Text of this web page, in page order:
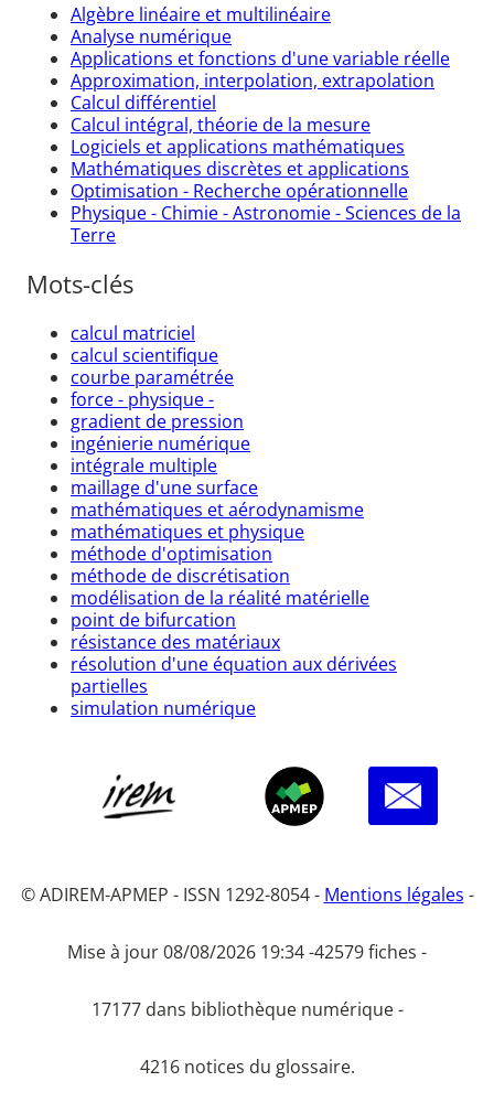
Algèbre linéaire et multilinéaire
Analyse numérique
Applications et fonctions d'une variable réelle
Approximation, interpolation, extrapolation
Calcul différentiel
Calcul intégral, théorie de la mesure
Logiciels et applications mathématiques
Mathématiques discrètes et applications
Optimisation - Recherche opérationnelle
Physique - Chimie - Astronomie - Sciences de la
Terre
Mots-clés
calcul matriciel
calcul scientifique
courbe paramétrée
force - physique -
gradient de pression
ingénierie numérique
intégrale multiple
maillage d'une surface
mathématiques et aérodynamisme
mathématiques et physique
méthode d'optimisation
méthode de discrétisation
modélisation de la réalité matérielle
point de bifurcation
résistance des matériaux
résolution d'une équation aux dérivées
partielles
simulation numérique
© ADIREM-APMEP - ISSN 1292-8054 - Mentions légales -
Mise à jour 08/08/2026 19:34 -42579 fiches -
17177 dans bibliothèque numérique -
4216 notices du glossaire.